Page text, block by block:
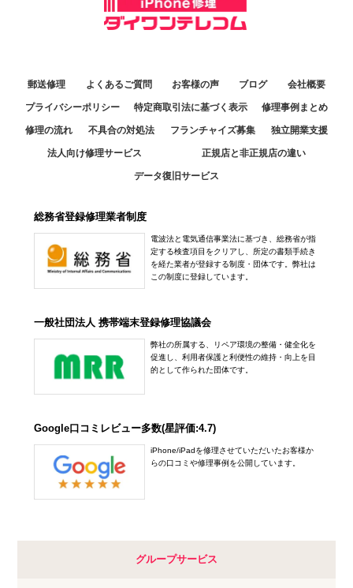
郵送修理 よくあるご質問 お客様の声 ブログ 会社概要
プライバシーポリシー 特定商取引法に基づく表示 修理事例まとめ
修理の流れ 不具合の対処法 フランチャイズ募集 独立開業支援
法人向け修理サービス 正規店と非正規店の違い
データ復旧サービス
総務省登録修理業者制度
電波法と電気通信事業法に基づき、総務省が指
定する検査項目をクリアし、所定の書類手続き
を経た業者が登録する制度・団体です。弊社は
この制度に登録しています。
一般社団法人 携帯端末登録修理協議会
弊社の所属する、リペア環境の整備・健全化を
促進し、利用者保護と利便性の維持・向上を目
的として作られた団体です。
Google口コミレビュー多数(星評価:4.7)
iPhone/iPadを修理させていただいたお客様か
らの口コミや修理事例を公開しています。
グループサービス